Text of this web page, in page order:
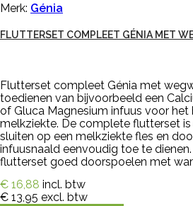
Merk: Génia
FLUTTERSET COMPLEET GÉNIA MET
Flutterset compleet Génia met
toedienen van bijvoorbeeld een
of Gluca Magnesium infuus voor het
melkziekte. De complete flutterset
sluiten op een melkziekte fles en
infuusnaald eenvoudig toe te
flutterset goed doorspoelen met
€ 16,88 incl. btw
€ 13,95 excl. btw